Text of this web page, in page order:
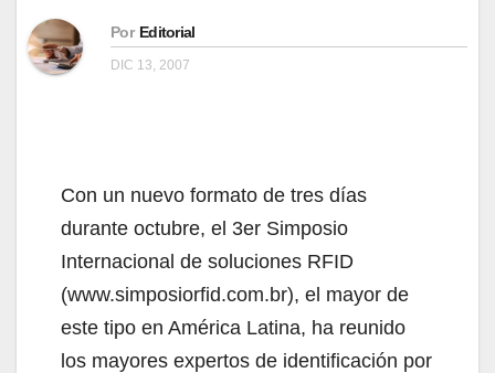
Por Editorial
DIC 13, 2007
Con un nuevo formato de tres días
durante octubre, el 3er Simposio
Internacional de soluciones RFID
(www.simposiorfid.com.br), el mayor de
este tipo en América Latina, ha reunido
los mayores expertos de identificación por